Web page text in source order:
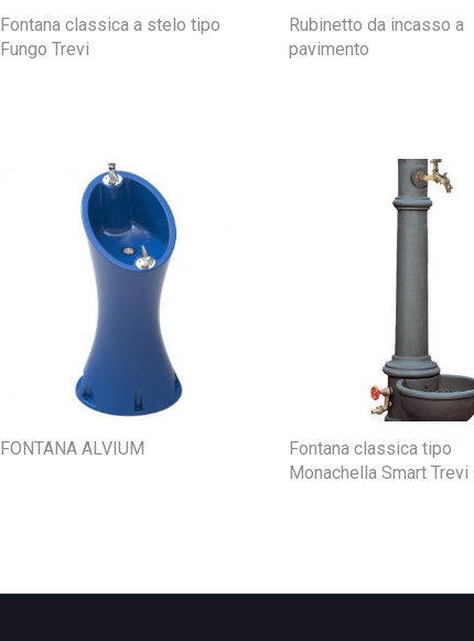
Fontana classica a stelo tipo
Fungo Trevi
Rubinetto da incasso a
pavimento
FONTANA ALVIUM
Fontana classica tipo
Monachella Smart Trevi